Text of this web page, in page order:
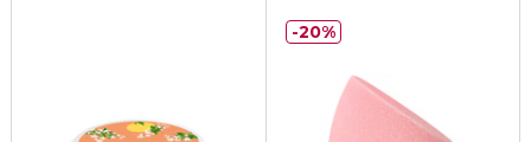
20%